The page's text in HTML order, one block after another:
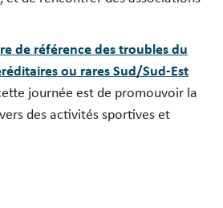
de référence des troubles du
ou rares Sud/Sud-Est
journée est de promouvoir la
des activités sportives et